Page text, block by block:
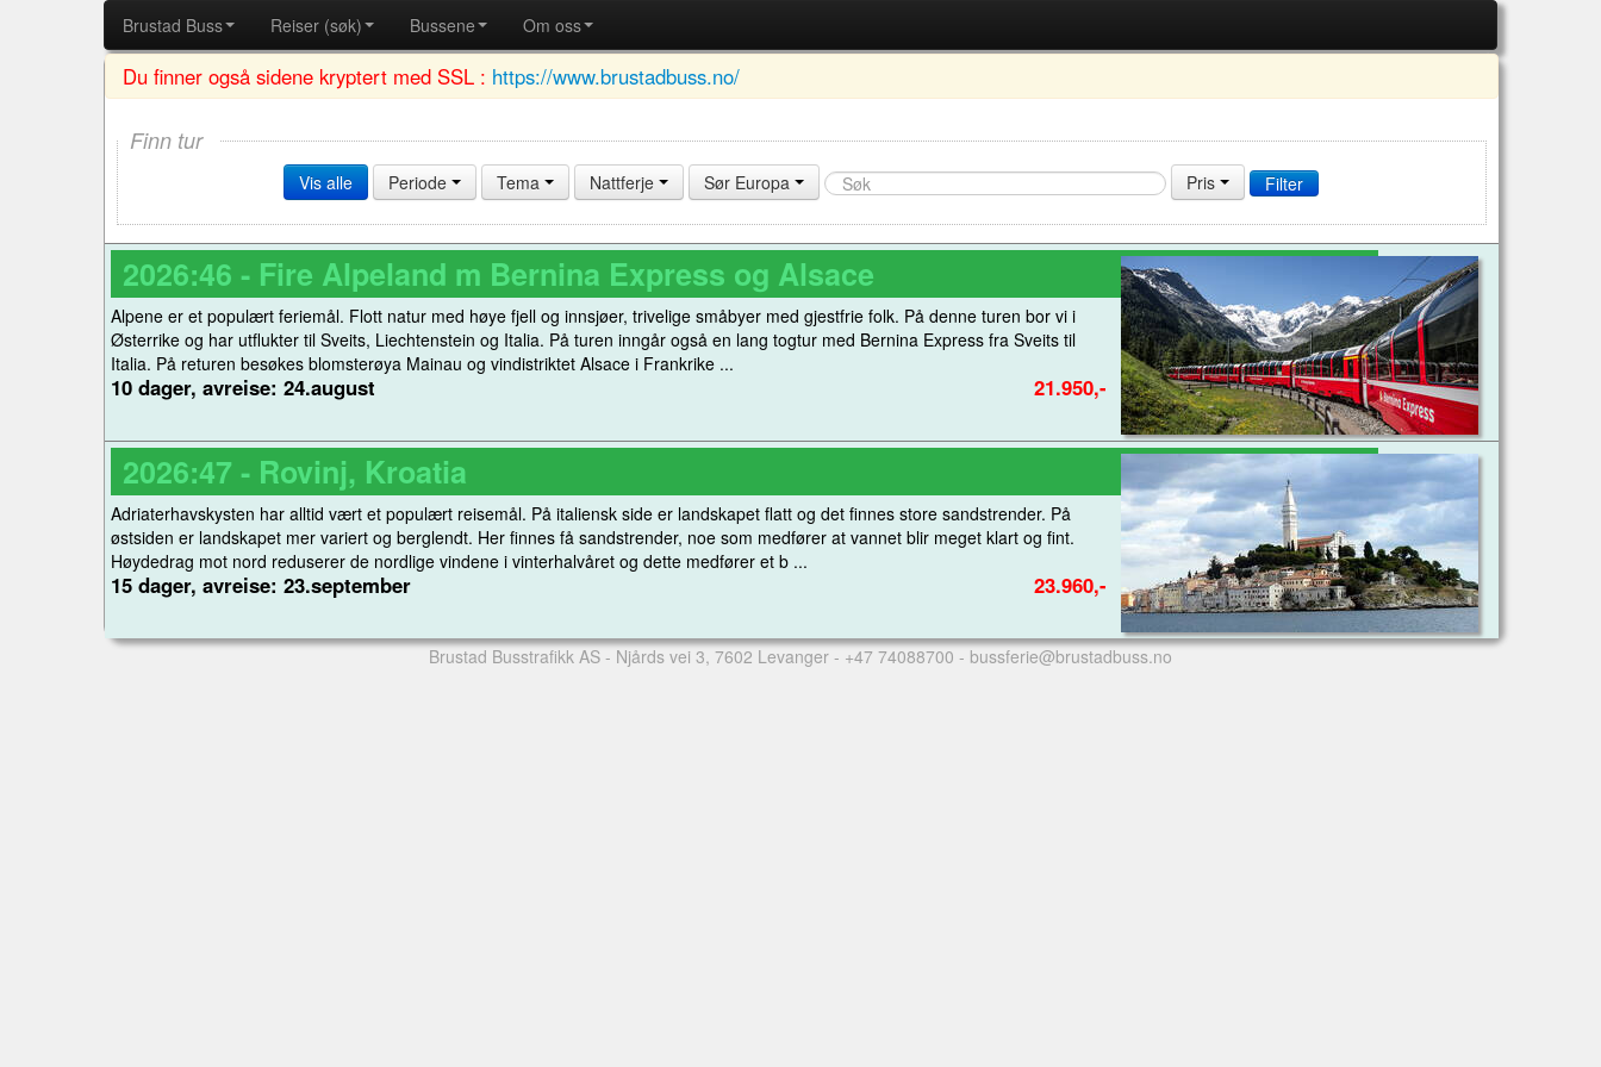
Brustad Buss Reiser (søk) Bussene Om oss
Du finner også sidene kryptert med SSL : https://www.brustadbuss.no/
Finn tur
Vis alle Periode Tema Nattferje Sør Europa Pris
2026:46 - Fire Alpeland m Bernina Express og Alsace
Alpene er et populært feriemål. Flott natur med høye fjell og innsjøer, trivelige småbyer med gjestfrie folk. På denne turen bor vi i
Østerrike og har utflukter til Sveits, Liechtenstein og Italia. På turen inngår også en lang togtur med Bernina Express fra Sveits til
Italia. På returen besøkes blomsterøya Mainau og vindistriktet Alsace i Frankrike ...
10 dager, avreise: 24.august 21.950,-
2026:47 - Rovinj, Kroatia
Adriaterhavskysten har alltid vært et populært reisemål. På italiensk side er landskapet flatt og det finnes store sandstrender. På
østsiden er landskapet mer variert og berglendt. Her finnes få sandstrender, noe som medfører at vannet blir meget klart og fint.
Høydedrag mot nord reduserer de nordlige vindene i vinterhalvåret og dette medfører et b ...
15 dager, avreise: 23.september 23.960,-
Brustad Busstrafikk AS - Njårds vei 3, 7602 Levanger - +47 74088700 - bussferie@brustadbuss.no